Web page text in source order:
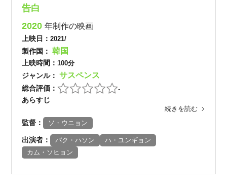
告白
2020年制作の映画
上映日：2021/
製作国：韓国
上映時間： 100分
ジャンル：サスペンス
総合評価： -
あらすじ
続きを読む
監督： ソ・ウニョン
出演者： パク・ハソン
ハ・ユンギョン
カム・ソヒョン